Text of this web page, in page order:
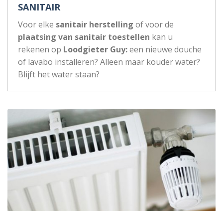
SANITAIR
Voor elke sanitair herstelling of voor de
plaatsing van sanitair toestellen kan u
rekenen op Loodgieter Guy:een nieuwe douche
of lavabo installeren? Alleen maar kouder water?
Blijft het water staan?